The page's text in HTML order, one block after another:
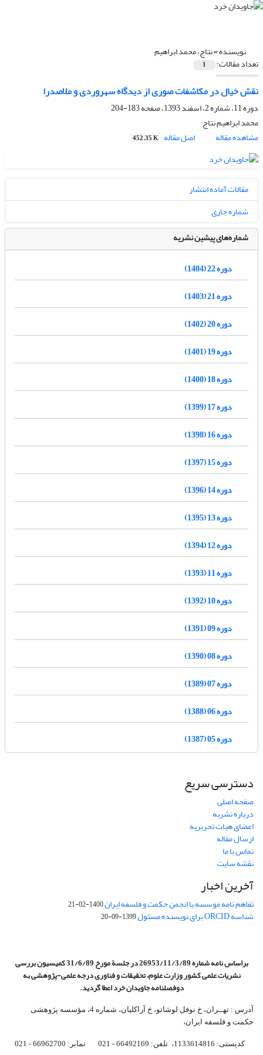
نویسنده =نتاج، محمد ابراهیم
تعداد مقالات: 1
نقش خیال در مکاشفات صوری از دیدگاه سهروردی و ملاصدرا
دوره 11، شماره 2، اسفند 1393، صفحه
183-204
محمد ابراهیم نتاج
مشاهده مقاله
اصل مقاله 452.35 K
مقالات آماده انتشار
شماره جاری
شماره‌های پیشین نشریه
دوره 22 (1404)
دوره 21 (1403)
دوره 20 (1402)
دوره 19 (1401)
دوره 18 (1400)
دوره 17 (1399)
دوره 16 (1398)
دوره 15 (1397)
دوره 14 (1396)
دوره 13 (1395)
دوره 12 (1394)
دوره 11 (1393)
دوره 10 (1392)
دوره 09 (1391)
دوره 08 (1390)
دوره 07 (1389)
دوره 06 (1388)
دوره 05 (1387)
دسترسی سریع
صفحه اصلی
درباره نشریه
اعضای هیات تحریریه
ارسال مقاله
تماس با ما
نقشه سایت
آخرین اخبار
تفاهم نامه موسسه با انجمن حکمت و فلسفه ایران1400-02-21
شناسه ORCID برای نویسنده مسئول 1399-09-20
براساس نامه شماره 26953/11/3/89 در جلسة مورخ 31/6/89 کمیسیون
بررسی
نشریات علمی کشور وزارت علوم، تحقیقات و فناوری درجه علمی‌-پژوهشیبه
دوفصلنامه جاویدان خرد اعطا گردید.
آدرس : تهــران، خ نوفل لوشاتو، خ آراکلیان، شماره 4،‌ مؤسسه پژوهشی
حکمت و فلسفه ایران،‌
کدپستی: 1133614816، تلفن: 66492169 - 021 نمابر: 66962700 - 021